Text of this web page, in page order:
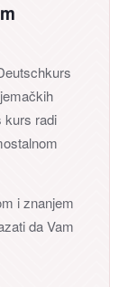
kurs radi
i znanjem
da Vam